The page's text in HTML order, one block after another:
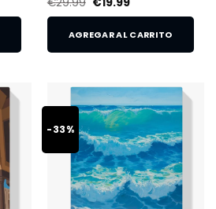
AGREGAR AL CARRITO
-33%